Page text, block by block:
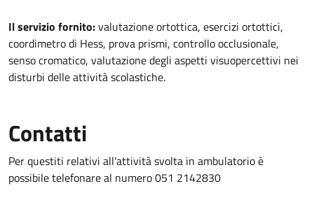
Descrizione
Il servizio fornito:valutazione ortottica, esercizi ortottici,
coordimetro di Hess, prova prismi, controllo occlusionale,
senso cromatico, valutazione degli aspetti visuopercettivi nei
disturbi delle attività scolastiche.
Contatti
Per questiti relativi all'attività svolta in ambulatorio è
possibile telefonare al numero 051 2142830